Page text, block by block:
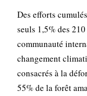
Des efforts
seuls 1,5% des
communauté
changement
consacrés à la
55% de la forêt